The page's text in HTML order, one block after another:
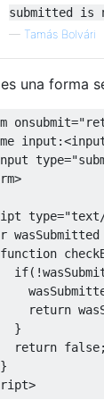
submitted is
— Tamás Bolvári
una forma
onsubmit=
input
:<
type=
>
type=
wasSubmitted
function
if(!
return
}
return false;
}
>